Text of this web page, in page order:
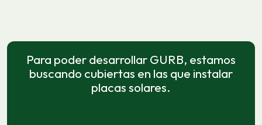
Para poder desarrollar GURB, estamos
buscando cubiertas en las que instalar
placas solares.